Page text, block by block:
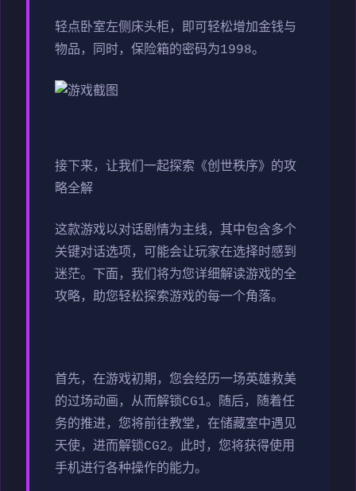
轻点卧室左侧床头柜，即可轻松增加金钱与
物品，同时，保险箱的密码为1998。
接下来，让我们一起探索《创世秩序》的攻
略全解
这款游戏以对话剧情为主线，其中包含多个
关键对话选项，可能会让玩家在选择时感到
迷茫。下面，我们将为您详细解读游戏的全
攻略，助您轻松探索游戏的每一个角落。
首先，在游戏初期，您会经历一场英雄救美
的过场动画，从而解锁CG1。随后，随着任
务的推进，您将前往教堂，在储藏室中遇见
天使，进而解锁CG2。此时，您将获得使用
手机进行各种操作的能力。